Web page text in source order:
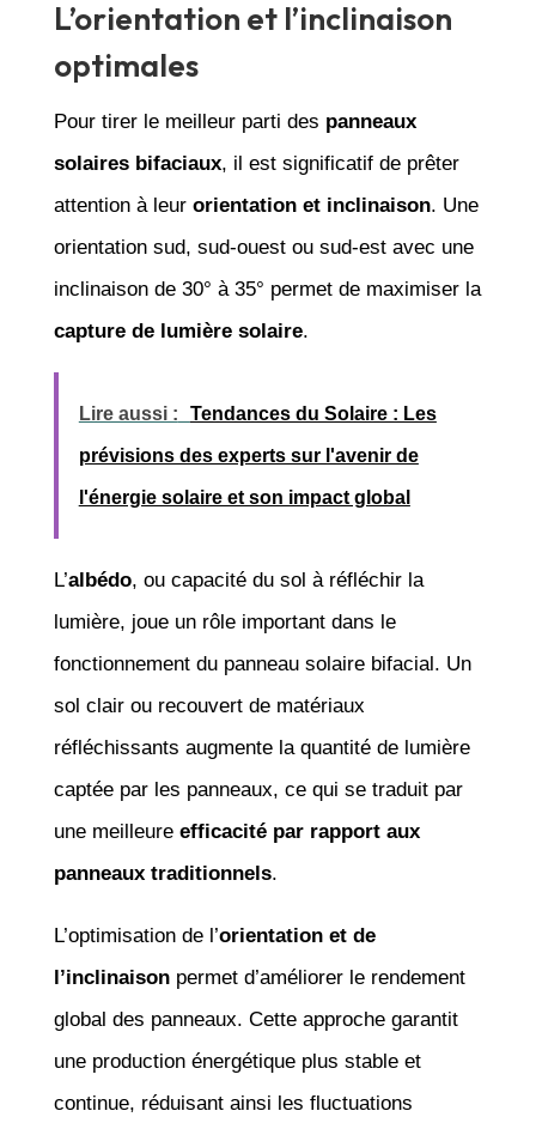
L’orientation et l’inclinaison
optimales
Pour tirer le meilleur parti des panneaux
solaires bifaciaux, il est significatif de prêter
attention à leur orientation et inclinaison. Une
orientation sud, sud-ouest ou sud-est avec une
inclinaison de 30° à 35° permet de maximiser la
capture de lumière solaire.
Lire aussi : Tendances du Solaire : Les
prévisions des experts sur l'avenir de
l'énergie solaire et son impact global
L’albédo, ou capacité du sol à réfléchir la
lumière, joue un rôle important dans le
fonctionnement du panneau solaire bifacial. Un
sol clair ou recouvert de matériaux
réfléchissants augmente la quantité de lumière
captée par les panneaux, ce qui se traduit par
une meilleure efficacité par rapport aux
panneaux traditionnels.
L’optimisation de l’orientation et de
l’inclinaisonpermet d’améliorer le rendement
global des panneaux. Cette approche garantit
une production énergétique plus stable et
continue, réduisant ainsi les fluctuations